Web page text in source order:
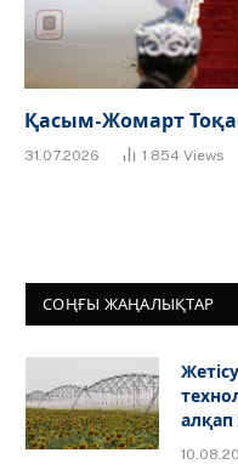
Қасым-Жомарт
31.07.2026 1 854 Views
СОҢҒЫ ЖАҢАЛЫҚТАР
алқап